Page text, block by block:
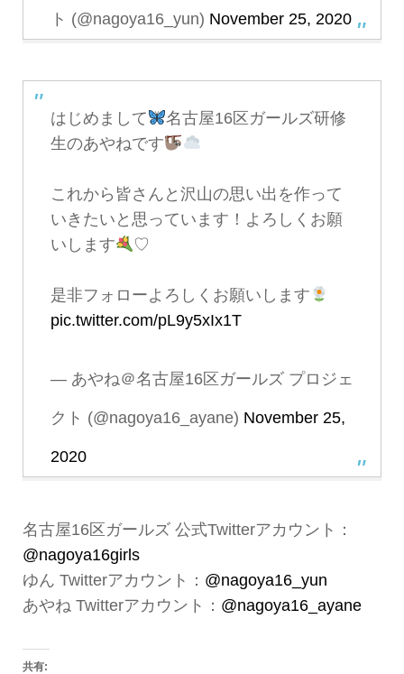
ト (@nagoya16_yun) November 25, 2020
はじめまして
名古屋16区ガールズ研修
生のあやねです
これから皆さんと沢山の思い出を作って
いきたいと思っています！よろしくお願
いします
♡
是非フォローよろしくお願いします
pic.twitter.com/pL9y5xIx1T
— あやね＠名古屋16区ガールズ プロジェ
クト (@nagoya16_ayane) November 25,
2020
名古屋16区ガールズ 公式Twitterアカウント：
@nagoya16girls
ゆん Twitterアカウント： @nagoya16_yun
あやね Twitterアカウント： @nagoya16_ayane
共有: